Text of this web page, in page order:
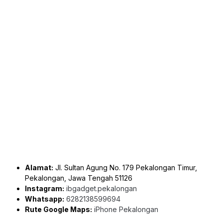
Alamat: Jl. Sultan Agung No. 179 Pekalongan Timur,
Pekalongan, Jawa Tengah 51126
Instagram: ibgadget.pekalongan
Whatsapp: 6282138599694
Rute Google Maps: iPhone Pekalongan